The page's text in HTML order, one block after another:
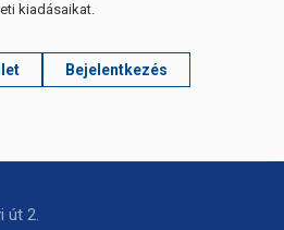
kiadásaikat.
Bejelentkezés
út 2.